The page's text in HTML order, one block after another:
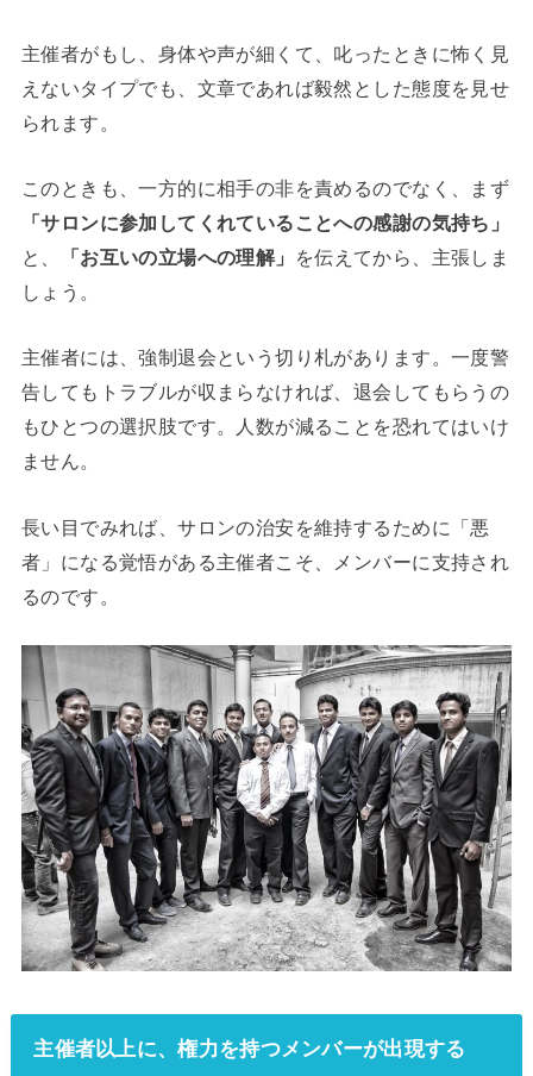
主催者がもし、身体や声が細くて、叱ったときに怖く見
えないタイプでも、文章であれば毅然とした態度を見せ
られます。
このときも、一方的に相手の非を責めるのでなく、まず
「サロンに参加してくれていることへの感謝の気持ち」
と、
「お互いの立場への理解」
を伝えてから、主張しま
しょう。
主催者には、強制退会という切り札があります。一度警
告してもトラブルが収まらなければ、退会してもらうの
もひとつの選択肢です。人数が減ることを恐れてはいけ
ません。
長い目でみれば、サロンの治安を維持するために「悪
者」になる覚悟がある主催者こそ、メンバーに支持され
るのです。
主催者以上に、権力を持つメンバーが出現する